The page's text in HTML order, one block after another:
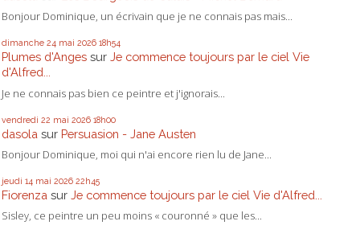
Bonjour Dominique, un écrivain que je ne connais pas mais...
dimanche 24 mai 2026 18h54
Plumes d'Anges sur Je commence toujours par le ciel Vie
d'Alfred...
Je ne connais pas bien ce peintre et j'ignorais...
vendredi 22 mai 2026 18h00
dasola sur Persuasion - Jane Austen
Bonjour Dominique, moi qui n'ai encore rien lu de Jane...
jeudi 14 mai 2026 22h45
Fiorenza sur Je commence toujours par le ciel Vie d'Alfred...
Sisley, ce peintre un peu moins « couronné » que les...